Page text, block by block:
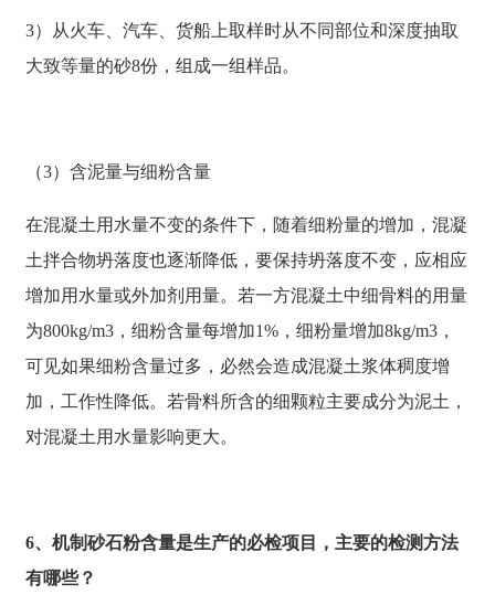
3）从火车、汽车、货船上取样时从不同部位和深度抽取
大致等量的砂8份，组成一组样品。
（3）含泥量与细粉含量
在混凝土用水量不变的条件下，随着细粉量的增加，混凝
土拌合物坍落度也逐渐降低，要保持坍落度不变，应相应
增加用水量或外加剂用量。若一方混凝土中细骨料的用量
为800kg/m3，细粉含量每增加1%，细粉量增加8kg/m3，
可见如果细粉含量过多，必然会造成混凝土浆体稠度增
加，工作性降低。若骨料所含的细颗粒主要成分为泥土，
对混凝土用水量影响更大。
6、机制砂石粉含量是生产的必检项目，主要的检测方法
有哪些？